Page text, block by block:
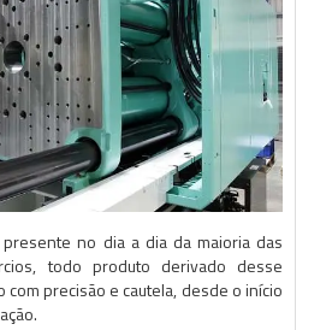
no dia a dia da maioria das
todo produto derivado desse
precisão e cautela, desde o início